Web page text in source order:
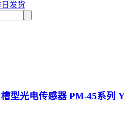
发货
型光电传感器 PM-45系列 Y